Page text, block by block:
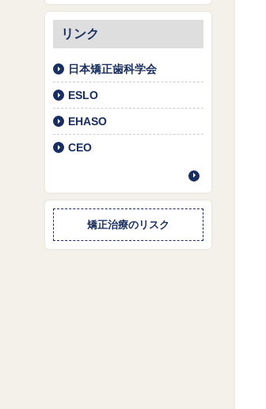
リンク
日本矯正歯科学会
ESLO
EHASO
CEO
矯正治療のリスク